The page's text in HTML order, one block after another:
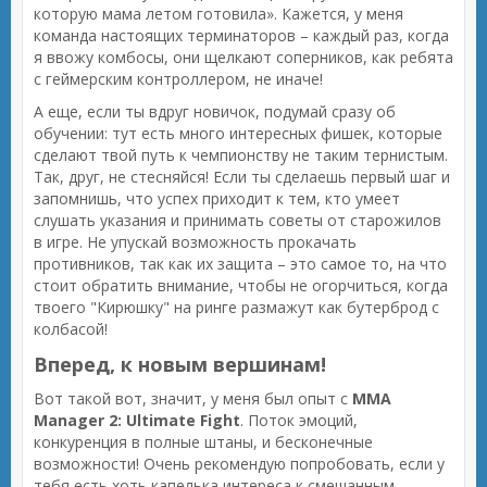
которую мама летом готовила». Кажется, у меня
команда настоящих терминаторов – каждый раз, когда
я ввожу комбосы, они щелкают соперников, как ребята
с геймерским контроллером, не иначе!
А еще, если ты вдруг новичок, подумай сразу об
обучении: тут есть много интересных фишек, которые
сделают твой путь к чемпионству не таким тернистым.
Так, друг, не стесняйся! Если ты сделаешь первый шаг и
запомнишь, что успех приходит к тем, кто умеет
слушать указания и принимать советы от старожилов
в игре. Не упускай возможность прокачать
противников, так как их защита – это самое то, на что
стоит обратить внимание, чтобы не огорчиться, когда
твоего "Кирюшку" на ринге размажут как бутерброд с
колбасой!
Вперед, к новым вершинам!
Вот такой вот, значит, у меня был опыт с MMA
Manager 2: Ultimate Fight. Поток эмоций,
конкуренция в полные штаны, и бесконечные
возможности! Очень рекомендую попробовать, если у